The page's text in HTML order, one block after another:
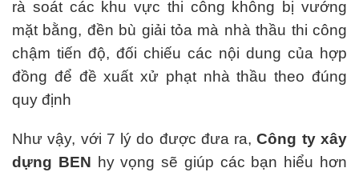
rà soát các khu vực thi công không bị vướng
mặt bằng, đền bù giải tỏa mà nhà thầu thi công
chậm tiến độ, đối chiếu các nội dung của hợp
đồng để đề xuất xử phạt nhà thầu theo đúng
quy định
Như vậy, với 7 lý do được đưa ra,Công ty xây
dựng BEN hy vọng sẽ giúp các bạn hiểu hơn